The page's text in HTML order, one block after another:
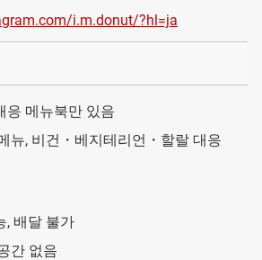
i.m.donut/?hl=ja
응 메뉴북만 있음
뉴, 비건・베지테리언・할랄 대응
, 배달 불가
간 없음